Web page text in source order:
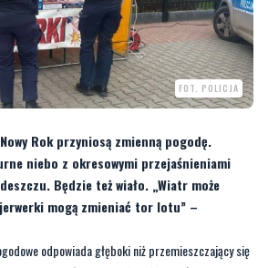
FOT. POLICJA
Rok przyniosą zmienną pogodę.
niebo z okresowymi przejaśnieniami
Będzie też wiało. „Wiatr może
mogą zmieniać tor lotu” –
odpowiada głęboki niż przemieszczający się